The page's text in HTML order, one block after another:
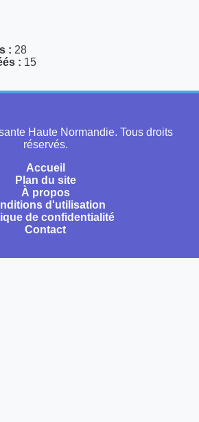
: 28
: 15
Haute Normandie. Tous droits
réservés.
Accueil
Plan du site
À propos
d'utilisation
de confidentialité
Contact